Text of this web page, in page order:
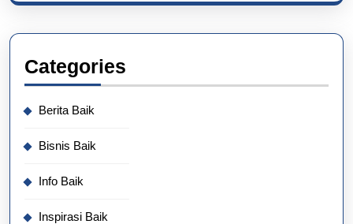
Categories
Berita Baik
Bisnis Baik
Info Baik
Inspirasi Baik